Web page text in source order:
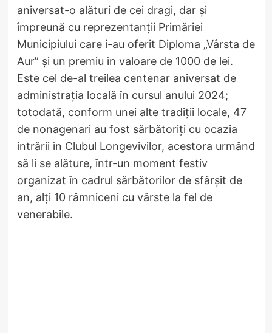
aniversat-o alături de cei dragi, dar și
împreună cu reprezentanții Primăriei
Municipiului care i-au oferit Diploma „Vârsta de
Aur” și un premiu în valoare de 1000 de lei.
Este cel de-al treilea centenar aniversat de
administrația locală în cursul anului 2024;
totodată, conform unei alte tradiții locale, 47
de nonagenari au fost sărbătoriți cu ocazia
intrării în Clubul Longevivilor, acestora urmând
să li se alăture, într-un moment festiv
organizat în cadrul sărbătorilor de sfârșit de
an, alți 10 râmniceni cu vârste la fel de
venerabile.